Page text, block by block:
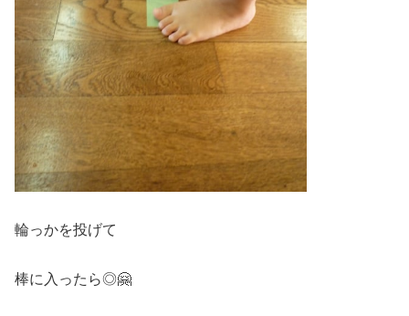
輪っかを投げて
棒に入ったら◎🤗